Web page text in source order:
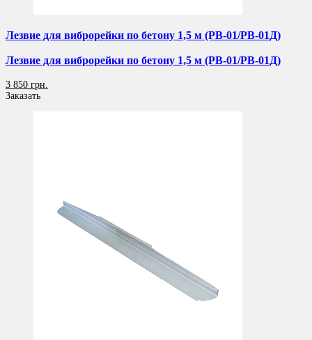
Лезвие для виброрейки по бетону 1,5 м (РВ-01/РВ-01Д)
Лезвие для виброрейки по бетону 1,5 м (РВ-01/РВ-01Д)
3 850 грн.
Заказать